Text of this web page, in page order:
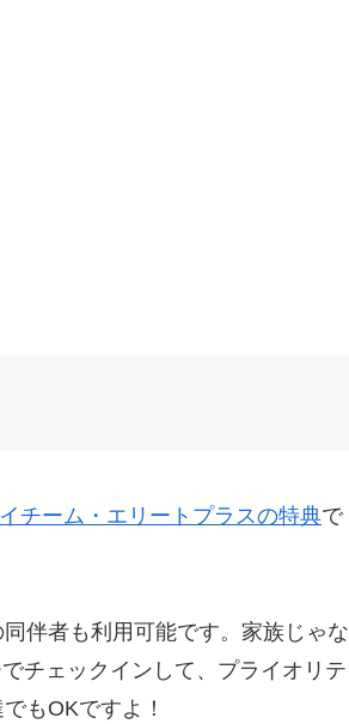
チーム・エリートプラスの特典で
伴者も利用可能です。家族じゃな
チェックインして、プライオリテ
もOKですよ！